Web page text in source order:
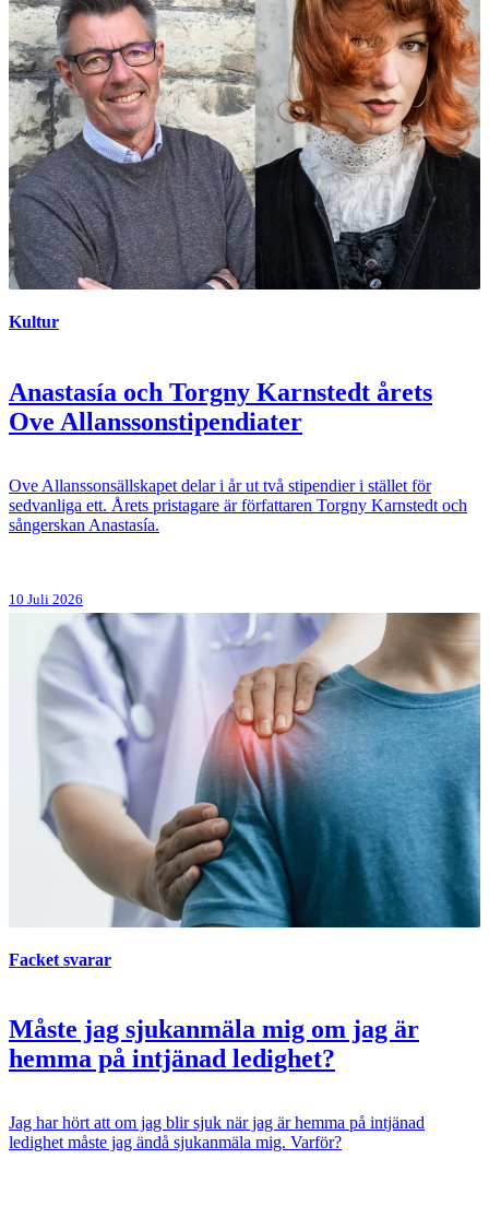
Kultur
Anastasía och Torgny Karnstedt årets
Ove Allanssonstipendiater
Ove Allanssonsällskapet delar i år ut två stipendier i stället för
sedvanliga ett. Årets pristagare är författaren Torgny Karnstedt och
sångerskan Anastasía.
10 Juli 2026
Facket svarar
Måste jag sjukanmäla mig om jag är
hemma på intjänad ledighet?
Jag har hört att om jag blir sjuk när jag är hemma på intjänad
ledighet måste jag ändå sjukanmäla mig. Varför?